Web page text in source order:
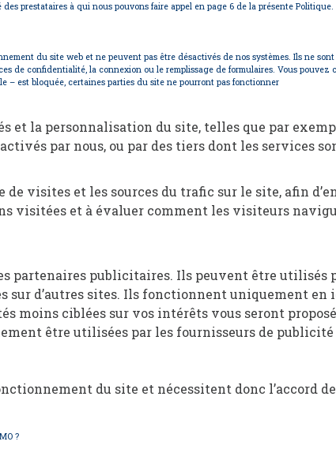
prestataires à qui nous pouvons faire appel en page 6 de la présente Politique.
du site web et ne peuvent pas être désactivés de nos systèmes. Ils ne
de confidentialité, la connexion ou le remplissage de formulaires. Vous
– est bloquée, certaines parties du site ne pourront pas fonctionner
et la personnalisation du site, telles que par
par nous, ou par des tiers dont les services
visites et les sources du trafic sur le site, afin
visitées et à évaluer comment les visiteurs
partenaires publicitaires. Ils peuvent être utilisés
sur d’autres sites. Ils fonctionnent uniquement
moins ciblées sur vos intérêts vous seront
être utilisées par les fournisseurs de
du site et nécessitent donc l’accord
?